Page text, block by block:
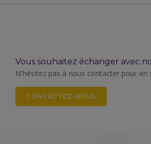
Vous souhaitez échanger avec
N'hésitez pas à nous contacter pour en
CONTACTEZ-NOUS